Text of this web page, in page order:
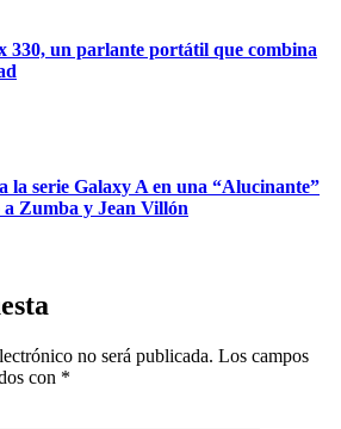
330, un parlante portátil que combina
la serie Galaxy A en una “Alucinante”
Zumba y Jean Villón
no será publicada. Los campos
con *